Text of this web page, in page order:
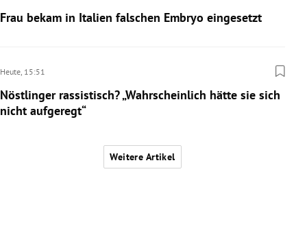
Frau bekam in Italien falschen Embryo eingesetzt
Heute, 15:51
Nöstlinger rassistisch? „Wahrscheinlich hätte sie sich
nicht aufgeregt“
Weitere Artikel